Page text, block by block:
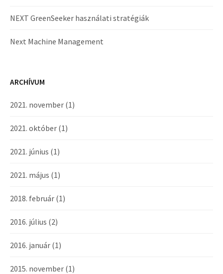
NEXT GreenSeeker használati stratégiák
Next Machine Management
ARCHÍVUM
2021. november (1)
2021. október (1)
2021. június (1)
2021. május (1)
2018. február (1)
2016. július (2)
2016. január (1)
2015. november (1)